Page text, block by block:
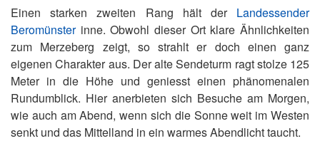
Einen starken zweiten Rang hält der Landessender
Beromünsterinne. Obwohl dieser Ort klare Ähnlichkeiten
zum Merzeberg zeigt, so strahlt er doch einen ganz
eigenen Charakter aus. Der alte Sendeturm ragt stolze 125
Meter in die Höhe und geniesst einen phänomenalen
Rundumblick. Hier anerbieten sich Besuche am Morgen,
wie auch am Abend, wenn sich die Sonne weit im Westen
senkt und das Mittelland in ein warmes Abendlicht taucht.